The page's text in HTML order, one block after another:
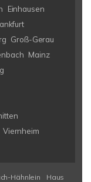
Einhausen
Groß-Gerau
Mainz
Viernheim
Hähnlein
Haus